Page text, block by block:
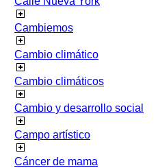
Cambiemos
Cambio climático
Cambio climáticos
Cambio y desarrollo social
Campo artístico
Cáncer de mama